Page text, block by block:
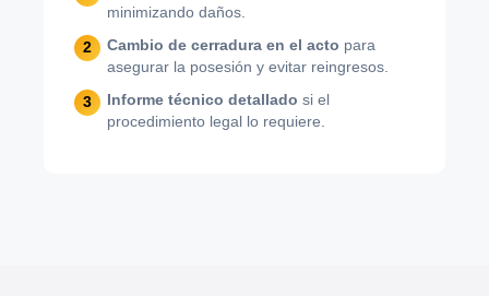
minimizando daños.
Cambio de cerradura en el acto para
asegurar la posesión y evitar reingresos.
Informe técnico detallado si el
procedimiento legal lo requiere.